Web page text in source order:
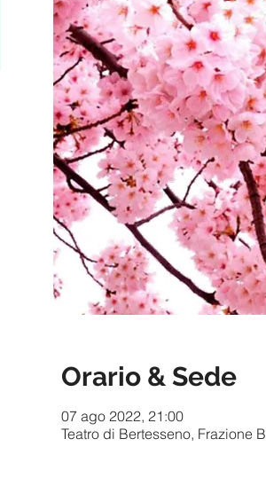
Orario & Sede
07 ago 2022, 21:00
Teatro di Bertesseno, Frazione